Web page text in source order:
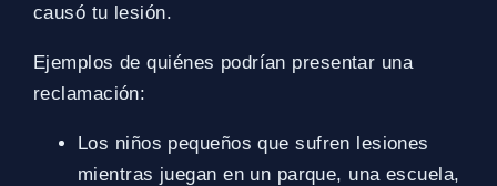
causó tu lesión.
Ejemplos de quiénes podrían presentar una
reclamación:
Los niños pequeños que sufren lesiones
mientras juegan en un parque, una escuela,